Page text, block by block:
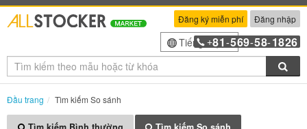
Đăng ký miễn phí Đăng nhập
Tiếng Việt
+81 -569-58-1826
Đầu trang Tìm kiếm So sánh